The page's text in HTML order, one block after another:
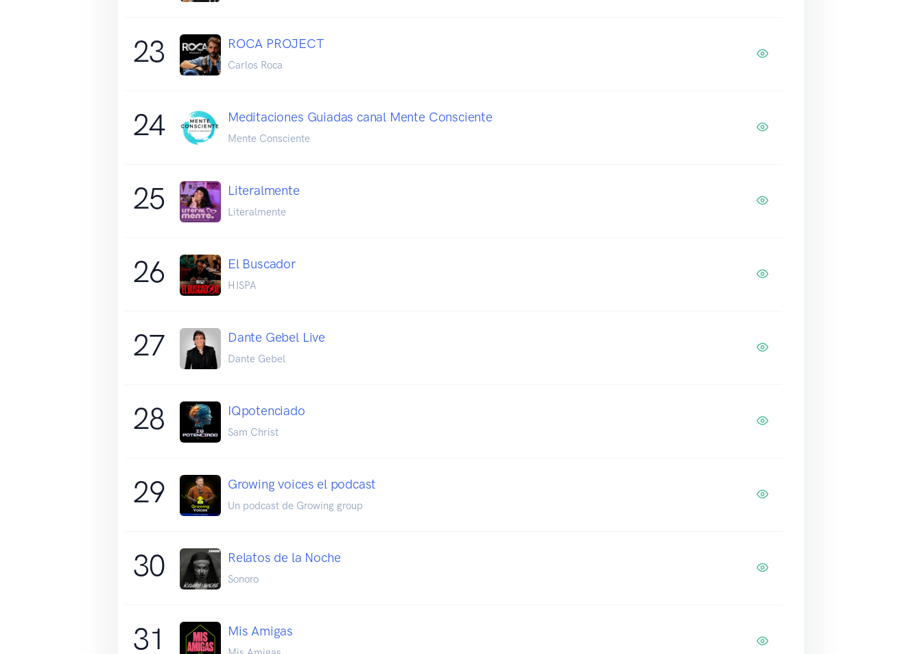
23 ROCA PROJECT
Carlos Roca
24 Meditaciones Guiadas canal Mente Consciente
Mente Consciente
25 Literalmente
Literalmente
26 El Buscador
HISPA
27 Dante Gebel Live
Dante Gebel
28 IQpotenciado
Sam Christ
29 Growing voices el podcast
Un podcast de Growing group
30 Relatos de la Noche
Sonoro
31 Mis Amigas